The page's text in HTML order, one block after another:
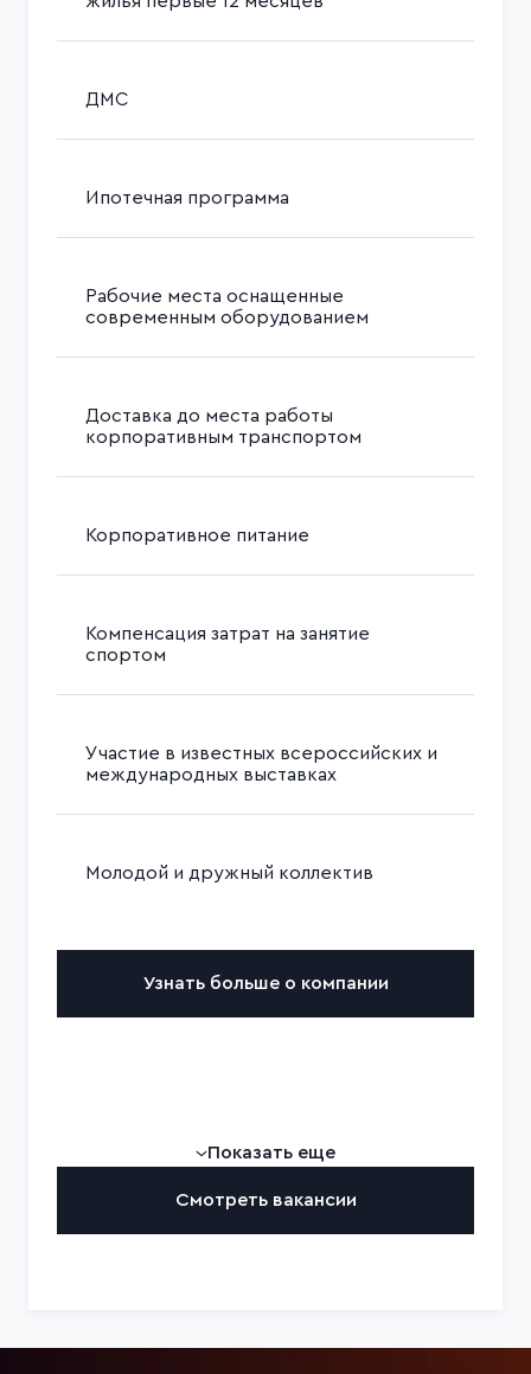
ДМС
Ипотечная программа
Рабочие места оснащенные
современным оборудованием
Доставка до места работы
корпоративным транспортом
Корпоративное питание
Компенсация затрат на занятие
спортом
Участие в известных всероссийских и
международных выставках
Молодой и дружный коллектив
Узнать больше о компании
Смотреть вакансии
Показать еще